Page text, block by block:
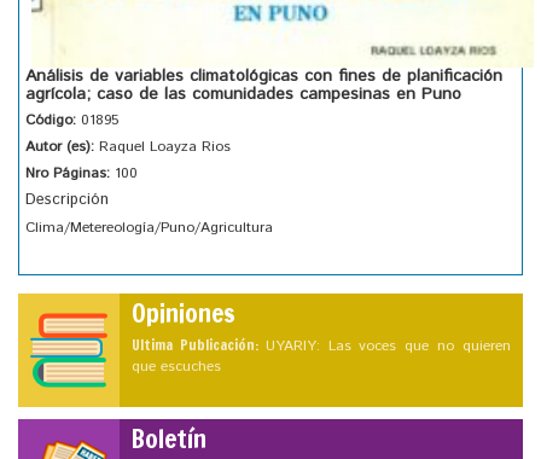
Análisis de variables climatológicas con fines de planificación
agrícola; caso de las comunidades campesinas en Puno
Código: 01895
Autor (es): Raquel Loayza Rios
Nro Páginas: 100
Descripción
Clima/Metereología/Puno/Agricultura
Opiniones
Ultima Publicación: UYARIY: Las voces que no quieren
que escuches
Boletín